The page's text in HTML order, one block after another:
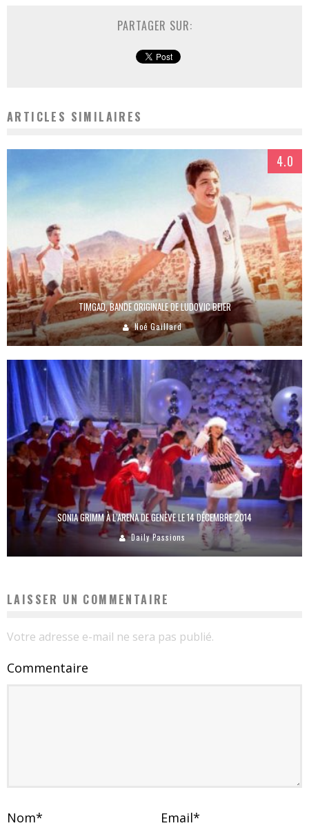
PARTAGER SUR:
ARTICLES SIMILAIRES
4.0
TIMGAD, BANDE ORIGINALE DE LUDOVIC BEIER
Noé Gaillard
SONIA GRIMM À L’ARENA DE GENÈVE LE 14 DÉCEMBRE 2014
Daily Passions
LAISSER UN COMMENTAIRE
Votre adresse e-mail ne sera pas publié.
Commentaire
Nom* Email*